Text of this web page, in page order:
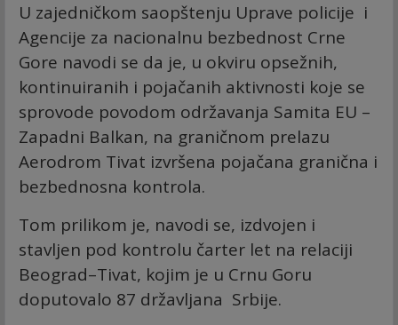
U zajedničkom saopštenju Uprave policije i
Agencije za nacionalnu bezbednost Crne
Gore navodi se da je, u okviru opsežnih,
kontinuiranih i pojačanih aktivnosti koje se
sprovode povodom održavanja Samita EU –
Zapadni Balkan, na graničnom prelazu
Aerodrom Tivat izvršena pojačana granična i
bezbednosna kontrola.
Tom prilikom je, navodi se, izdvojen i
stavljen pod kontrolu čarter let na relaciji
Beograd–Tivat, kojim je u Crnu Goru
doputovalo 87 državljana Srbije.